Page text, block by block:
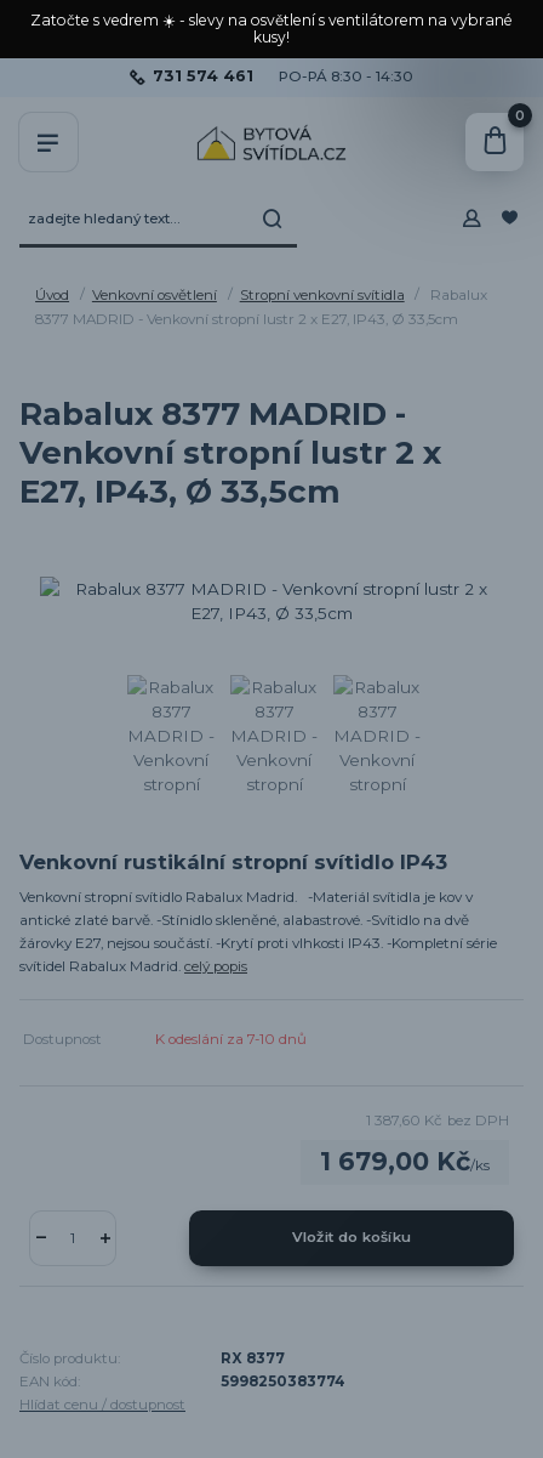
Zatočte s vedrem ☀️ - slevy na osvětlení s ventilátorem na vybrané
kusy!
731 574 461 PO-PÁ 8:30 - 14:30
0
Úvod Venkovní osvětlení Stropní venkovní svítidla
Rabalux
8377 MADRID - Venkovní stropní lustr 2 x E27, IP43, Ø 33,5cm
Rabalux 8377 MADRID -
Venkovní stropní lustr 2 x
E27, IP43, Ø 33,5cm
Venkovní rustikální stropní svítidlo IP43
Venkovní stropní svítidlo Rabalux Madrid. -Materiál svítidla je kov v
antické zlaté barvě. -Stínidlo skleněné, alabastrové. -Svítidlo na dvě
žárovky E27, nejsou součástí. -Krytí proti vlhkosti IP43. -Kompletní série
svítidel Rabalux Madrid. celý popis
Dostupnost K odeslání za 7-10 dnů
1 679,00 Kč/ks
1 387,60 Kč bez DPH
Vložit do košíku
Číslo produktu:
RX 8377
EAN kód:
5998250383774
Hlídat cenu / dostupnost